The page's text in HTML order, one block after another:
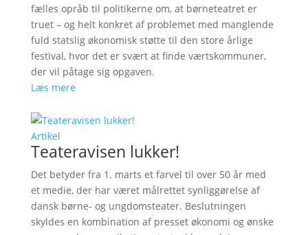
fælles opråb til politikerne om, at børneteatret er
truet – og helt konkret af problemet med manglende
fuld statslig økonomisk støtte til den store årlige
festival, hvor det er svært at finde værtskommuner,
der vil påtage sig opgaven.
Læs mere
Artikel
Teateravisen lukker!
Det betyder fra 1. marts et farvel til over 50 år med
et medie, der har været målrettet synliggørelse af
dansk børne- og ungdomsteater. Beslutningen
skyldes en kombination af presset økonomi og ønske